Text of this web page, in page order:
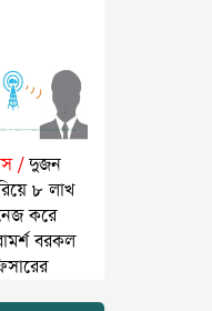
/দুজন
৮ লাখ
করে
বরকল